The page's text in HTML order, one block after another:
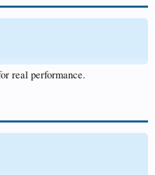
real performance.